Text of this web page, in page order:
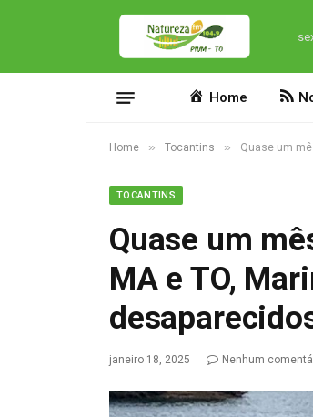
Home
Home » Tocantins » Quase um
TOCANTINS
Quase um
MA e TO,
janeiro 18, 2025 Nenhum